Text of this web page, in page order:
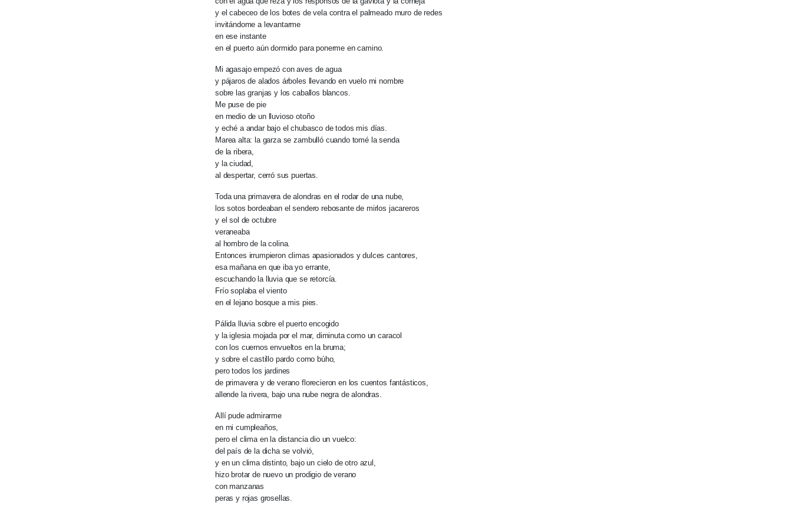
y el cabeceo de los botes de vela contra el palmeado muro de redes
invitándome a levantarme
en ese instante
en el puerto aún dormido para ponerme en camino.
Mi agasajo empezó con aves de agua
y pájaros de alados árboles llevando en vuelo mi nombre
sobre las granjas y los caballos blancos.
Me puse de pie
en medio de un lluvioso otoño
y eché a andar bajo el chubasco de todos mis días.
Marea alta: la garza se zambulló cuando tomé la senda
de la ribera,
y la ciudad,
al despertar, cerró sus puertas.
Toda una primavera de alondras en el rodar de una nube,
los sotos bordeaban el sendero rebosante de mirlos jacareros
y el sol de octubre
veraneaba
al hombro de la colina.
Entonces irrumpieron climas apasionados y dulces cantores,
esa mañana en que iba yo errante,
escuchando la lluvia que se retorcía.
Frío soplaba el viento
en el lejano bosque a mis pies.
Pálida lluvia sobre el puerto encogido
y la iglesia mojada por el mar, diminuta como un caracol
con los cuernos envueltos en la bruma;
y sobre el castillo pardo como búho,
pero todos los jardines
de primavera y de verano florecieron en los cuentos fantásticos,
allende la rivera, bajo una nube negra de alondras.
Allí pude admirarme
en mi cumpleaños,
pero el clima en la distancia dio un vuelco:
del país de la dicha se volvió,
y en un clima distinto, bajo un cielo de otro azul,
hizo brotar de nuevo un prodigio de verano
con manzanas
peras y rojas grosellas.